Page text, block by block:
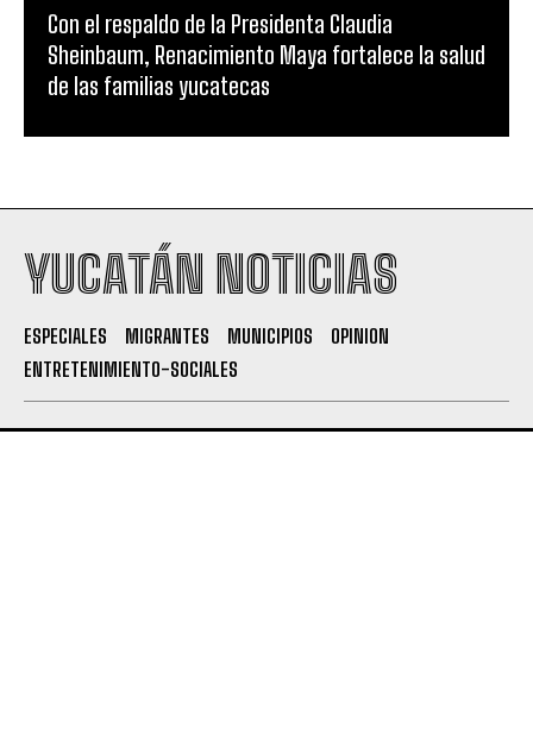
Con el respaldo de la Presidenta Claudia
Sheinbaum, Renacimiento Maya fortalece la salud
de las familias yucatecas
YUCATÁN NOTICIAS
ESPECIALES MIGRANTES MUNICIPIOS
OPINION
ENTRETENIMIENTO-SOCIALES